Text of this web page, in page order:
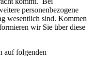
personenbezogene
wesentlich sind. Kommen
wir Sie über diese
auf folgenden